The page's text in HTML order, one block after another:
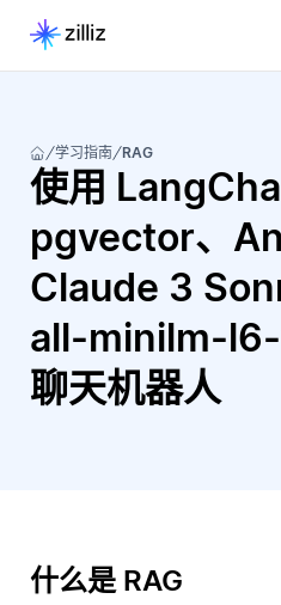
学习指南 RAG
使用
pgvector、
Claude 3
all-minilm-l6-
聊天机器人
什么是 RAG